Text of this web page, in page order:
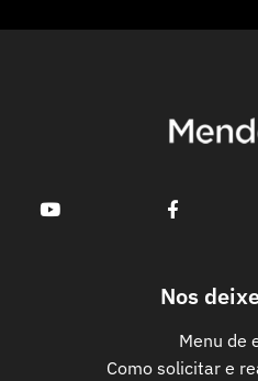
Nos
Menu de
Como solicitar e